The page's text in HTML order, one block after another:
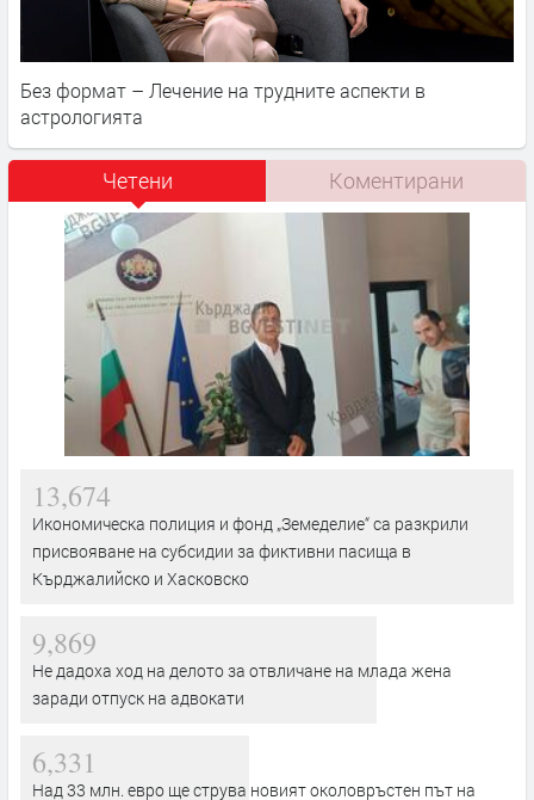
Без формат – Лечение на трудните аспекти в
астрологията
Четени Коментирани
13,674
Икономическа полиция и фонд „Земеделие“ са разкрили
присвояване на субсидии за фиктивни пасища в
Кърджалийско и Хасковско
9,869
Не дадоха ход на делото за отвличане на млада жена
заради отпуск на адвокати
6,331
Над 33 млн. евро ще струва новият околовръстен път на